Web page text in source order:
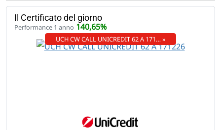
Il Certificato del giorno
Performance 1 anno 140,65%
UCH CW CALL UNICREDIT 62 A 171… »